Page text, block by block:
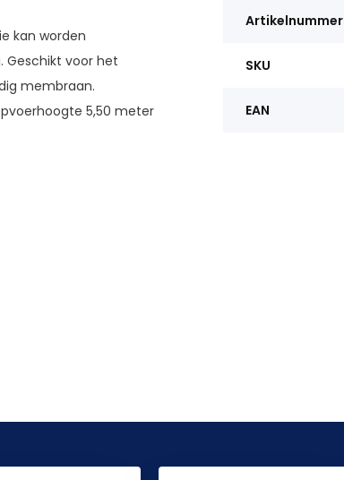
kan worden
Geschikt voor het
membraan.
5,50 meter
Artikelnummer
SKU
EAN